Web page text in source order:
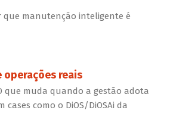
que manutenção inteligente é
operações reais
que muda quando a gestão adota
cases como o DiOS/DiOSAi da